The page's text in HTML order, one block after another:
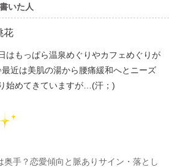
いた人
花
はもっぱら温泉めぐりやカフェめぐりが
最近は美肌の湯から腰痛緩和へとニーズ
始めてきていますが…(汗；)
奥手？恋愛傾向と脈ありサイン・落とし